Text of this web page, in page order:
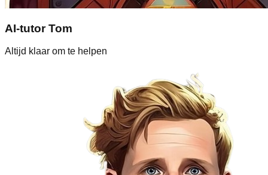
AI-tutor Tom
Altijd klaar om te helpen